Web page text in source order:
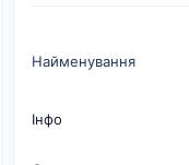
Найменування
Інфо